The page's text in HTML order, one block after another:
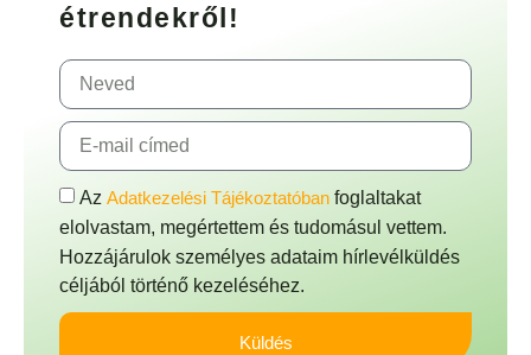
étrendekről!
Az Adatkezelési Tájékoztatóban foglaltakat
elolvastam, megértettem és tudomásul vettem.
Hozzájárulok személyes adataim hírlevélküldés
céljából történő kezeléséhez.
Küldés